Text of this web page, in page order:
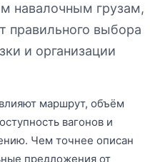
навалочным грузам,
правильного выбора
и организации
маршрут, объём
вагонов и
Чем точнее описан
предложения от